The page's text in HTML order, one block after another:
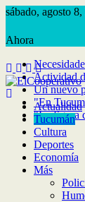
Saltar
contenido
sábado, agosto
Actividad
Un nuevo
"En
"La figura
Actualidad
Tucumán
Cultura
Deportes
Economía
Más